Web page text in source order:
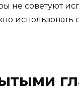
не советуют